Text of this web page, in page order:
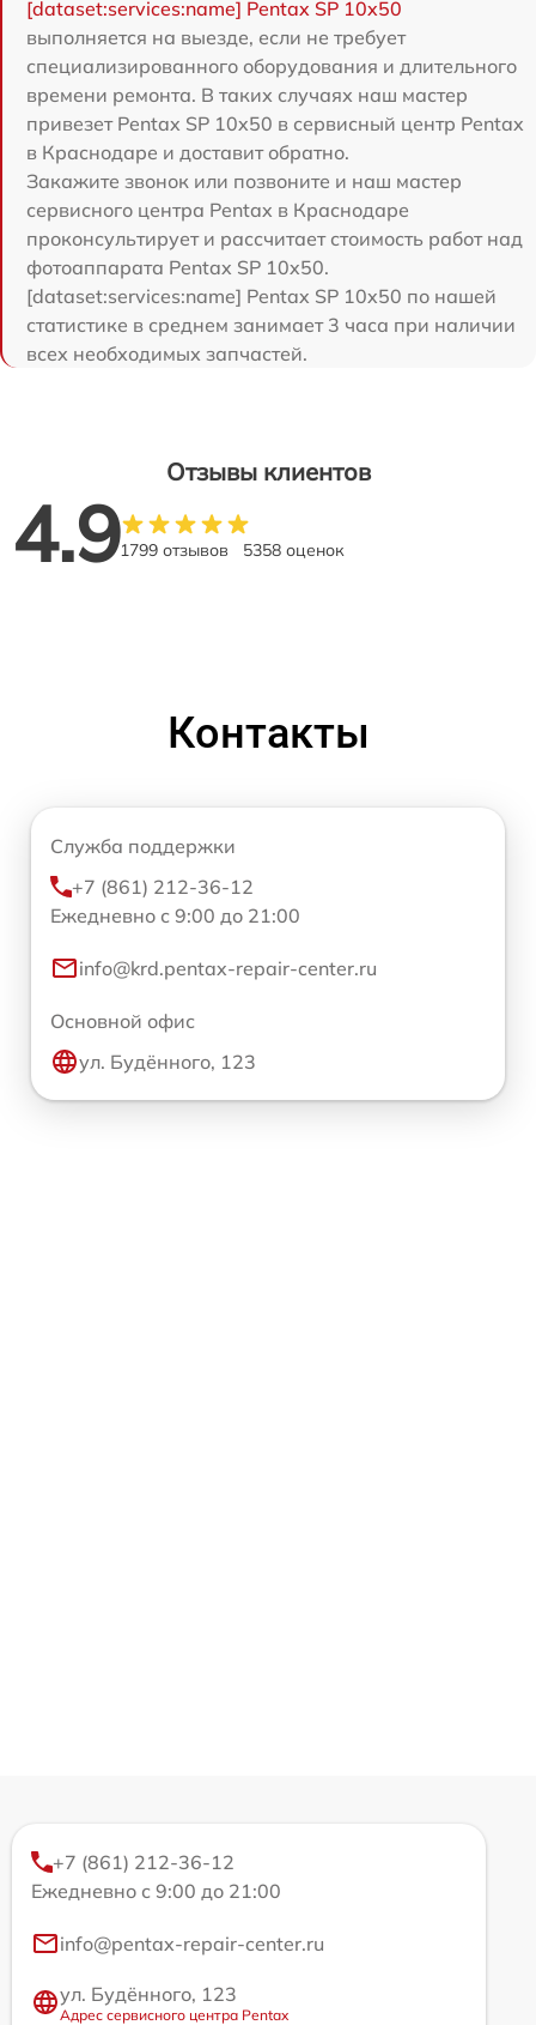
[dataset:services:name] Pentax SP 10x50
выполняется на выезде, если не требует
специализированного оборудования и длительного
времени ремонта. В таких случаях наш мастер
привезет Pentax SP 10x50 в сервисный центр Pentax
в Краснодаре и доставит обратно.
Закажите звонок или позвоните и наш мастер
сервисного центра Pentax в Краснодаре
проконсультирует и рассчитает стоимость работ над
фотоаппарата Pentax SP 10x50.
[dataset:services:name] Pentax SP 10x50 по нашей
статистике в среднем занимает 3 часа при наличии
всех необходимых запчастей.
Отзывы клиентов
4.91799 отзывов 5358 оценок
Контакты
Служба поддержки
+7 (861) 212-36-12
Ежедневно с 9:00 до 21:00
info@krd.pentax-repair-center.ru
Основной офис
ул. Будённого, 123
+7 (861) 212-36-12
Ежедневно с 9:00 до 21:00
info@pentax-repair-center.ru
ул. Будённого, 123
Адрес сервисного центра Pentax